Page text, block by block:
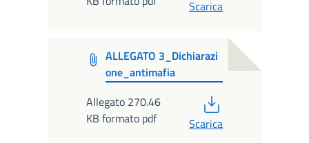
Scarica
ALLEGATO 3_Dichiarazi
one_antimafia
Allegato 270.46
KB formato pdf
Scarica